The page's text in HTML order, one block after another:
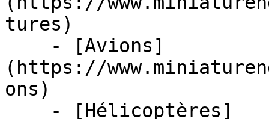
tures)
(https://
ons)